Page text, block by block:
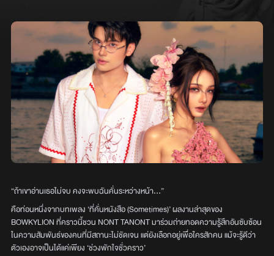
“ถ้าเขาอ่านเธอไม่จบ คงจะพบฉันคั่นระหว่างหน้า…”
คือท่อนหนึ่งจากบทเพลง ‘ที่คั่นหนังสือ (Sometimes)’ ผลงานล่าสุดของ
BOWKYLION ที่คราวนี้ชวน NONT TANONT มาร่วมถ่ายทอดความรู้สึกอันซับซ้อน
ในความสัมพันธ์ของคนที่มีสถานะไม่ชัดเจน แต่ยังเลือกอยู่เพื่อใครสักคน แม้จะรู้ดีว่า
ตัวเองอาจเป็นได้แค่เพียง ‘ช่วงพักใจชั่วคราว’